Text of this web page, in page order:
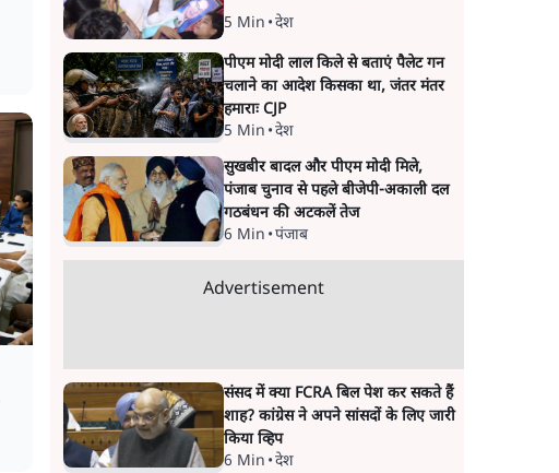
5 Min •देश
पीएम मोदी लाल किले से बताएं पैलेट गन
चलाने का आदेश किसका था, जंतर मंतर
हमाराः CJP
5 Min •देश
सुखबीर बादल और पीएम मोदी मिले,
पंजाब चुनाव से पहले बीजेपी-अकाली दल
गठबंधन की अटकलें तेज
6 Min •पंजाब
Advertisement
संसद में क्या FCRA बिल पेश कर सकते हैं
शाह? कांग्रेस ने अपने सांसदों के लिए जारी
किया व्हिप
6 Min •देश